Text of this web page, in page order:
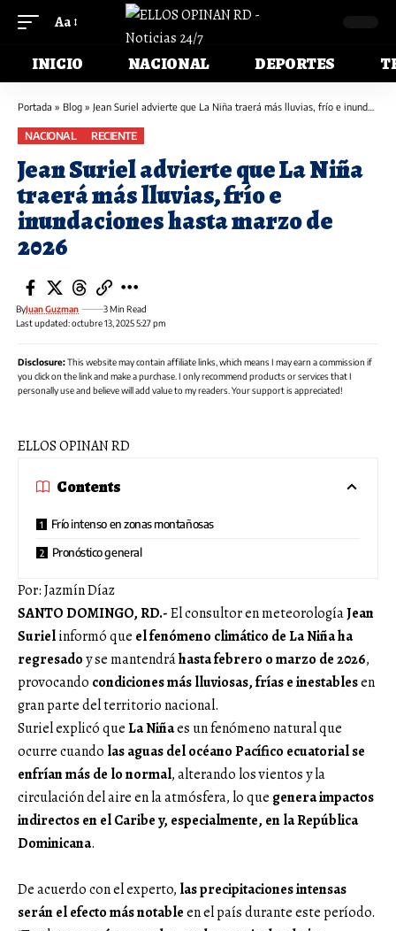
Aa
INICIO NACIONAL DEPORTES
Portada » Blog » Jean Suriel advierte que La Niña traerá más lluvias, frío e inundaciones hasta marzo de 2026
NACIONAL RECIENTE
Jean Suriel advierte que La Niña
traerá más lluvias, frío e
inundaciones hasta marzo de
2026
Last updated: octubre 13, 2025 5:27 pm
ByJuan Guzman 3 Min Read
Disclosure:This website may contain affiliate links, which means I may earn a commission if
you click on the link and make a purchase. I only recommend products or services that I
personally use and believe will add value to my readers. Your support is appreciated!
ELLOS OPINAN RD
Contents
Frío intenso en zonas montañosas
Pronóstico general
Por: Jazmín Díaz
SANTO DOMINGO, RD.-El consultor en meteorologíaJean
Surielinformó que el fenómeno climático de La Niña ha
regresadoy se mantendráhasta febrero o marzo de 2026,
provocando condiciones más lluviosas, frías e inestablesen
gran parte del territorio nacional.
Suriel explicó queLa Niñaes un fenómeno natural que
ocurre cuando las aguas del océano Pacífico ecuatorial se
enfrían más de lo normal, alterando los vientos y la
circulación del aire en la atmósfera, lo que genera impactos
indirectos en el Caribe y, especialmente, en la República
Dominicana.
De acuerdo con el experto, las precipitaciones intensas
serán el efecto más notableen el país durante este período.